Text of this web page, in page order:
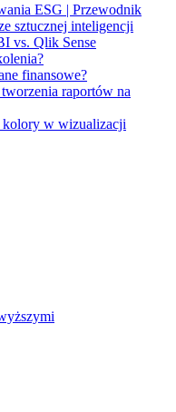
ESG | Przewodnik
sztucznej inteligencji
vs. Qlik Sense
finansowe?
raportów na
w wizualizacji